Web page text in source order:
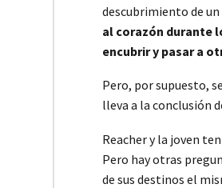
descubrimiento de
al corazón durante
encubrir y pasar a
Pero, por supuesto,
lleva a la conclusión
Reacher y la joven
Pero hay otras
de sus destinos el